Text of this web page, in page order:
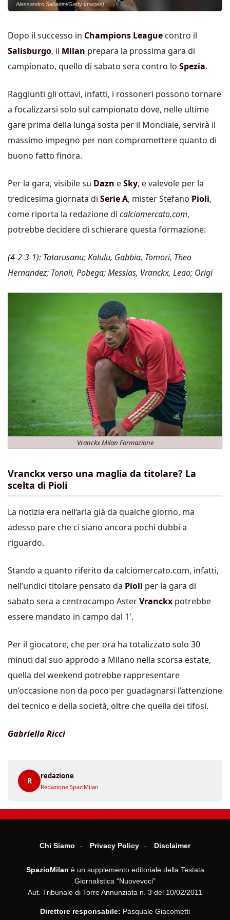
Alessandro Sabattini/Getty Images)
Dopo il successo in Champions League contro il
Salisburgo, il Milan prepara la prossima gara di
campionato, quello di sabato sera contro lo Spezia.
Raggiunti gli ottavi, infatti, i rossoneri possono tornare
a focalizzarsi solo sul campionato dove, nelle ultime
gare prima della lunga sosta per il Mondiale, servirà il
massimo impegno per non compromettere quanto di
buono fatto finora.
Per la gara, visibile su Dazn eSky, e valevole per la
tredicesima giornata di Serie A, mister Stefano Pioli,
come riporta la redazione di calciomercato.com,
potrebbe decidere di schierare questa formazione:
(4-2-3-1): Tatarusanu; Kalulu, Gabbia, Tomori, Theo
Hernandez; Tonali, Pobega; Messias, Vranckx, Leao; Origi
Vranckx Milan Formazione
Vranckx verso una maglia da titolare? La
scelta di Pioli
La notizia era nell’aria già da qualche giorno, ma
adesso pare che ci siano ancora pochi dubbi a
riguardo.
Stando a quanto riferito da calciomercato.com, infatti,
nell’undici titolare pensato da Pioli per la gara di
sabato sera a centrocampo AsterVranckx potrebbe
essere mandato in campo dal 1′.
Per il giocatore, che per ora ha totalizzato solo 30
minuti dal suo approdo a Milano nella scorsa estate,
quella del weekend potrebbe rappresentare
un’occasione non da poco per guadagnarsi l’attenzione
del tecnico e della società, oltre che quella dei tifosi.
Gabriella Ricci
R
redazione
Redazione SpaziMilan
Chi Siamo Privacy Policy Disclaimer
SpazioMilan è un supplemento editoriale della Testata
Giornalistica "Nuovevoci"
Aut. Tribunale di Torre Annunziata n. 3 del 10/02/2011
Direttore responsabile: Pasquale Giacometti